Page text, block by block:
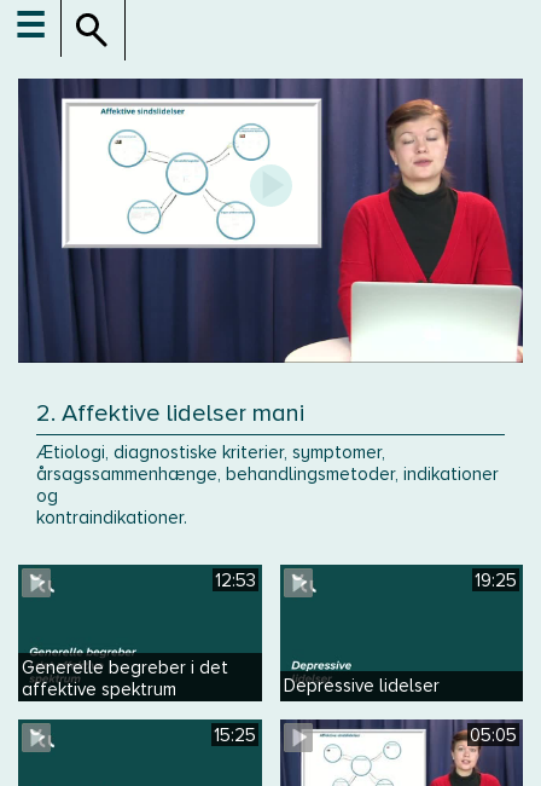
☰
2. Affektive lidelser mani
Ætiologi, diagnostiske kriterier, symptomer,
årsagssammenhænge, behandlingsmetoder, indikationer
og
kontraindikationer.
12:53
Generelle begreber i det
affektive spektrum
19:25
Depressive lidelser
15:25 05:05